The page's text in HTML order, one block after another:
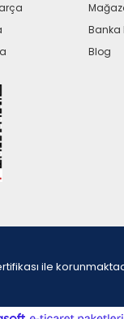
Banka
Blog
ile